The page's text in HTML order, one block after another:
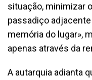
situação, minimizar
passadiço
memória do lugar»,
apenas através da
A autarquia adianta